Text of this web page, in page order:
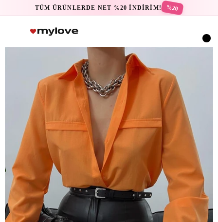
TÜM ÜRÜNLERDE NET %20 İNDİRİM! %20